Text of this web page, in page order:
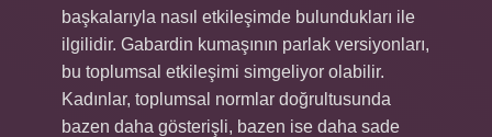
başkalarıyla nasıl etkileşimde bulundukları ile
ilgilidir. Gabardin kumaşının parlak versiyonları,
bu toplumsal etkileşimi simgeliyor olabilir.
Kadınlar, toplumsal normlar doğrultusunda
bazen daha gösterişli, bazen ise daha sade